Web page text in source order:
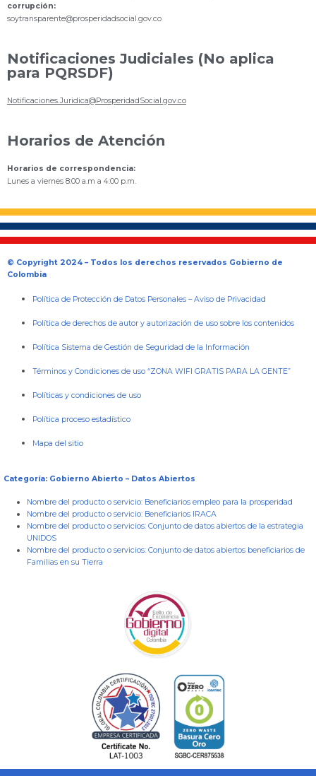
corrupción:
soytransparente@prosperidadsocial.gov.co
Notificaciones Judiciales (No aplica
para PQRSDF)
Notificaciones.Juridica@ProsperidadSocial.gov.co
Horarios de Atención
Horarios de correspondencia:
Lunes a viernes 8:00 a.m a 4:00 p.m.
© Copyright 2024 – Todos los derechos reservados Gobierno de
Colombia
Política de Protección de Datos Personales –Aviso de Privacidad
Política de derechos de autor y autorización de uso sobre los contenidos
Política Sistema de Gestión de Seguridad de la Información
Términos y Condiciones de uso “ZONA WIFI GRATIS PARA LA GENTE”
Políticas y condiciones de uso
Política proceso estadístico
Mapa del sitio
Categoría: Gobierno Abierto – Datos Abiertos
Nombre del producto o servicio: Beneficiarios empleo para la prosperidad
Nombre del producto o servicio: Beneficiarios IRACA
Nombre del producto o servicios: Conjunto de datos abiertos de la estrategia
UNIDOS
Nombre del producto o servicios: Conjunto de datos abiertos beneficiarios de
Familias en su Tierra